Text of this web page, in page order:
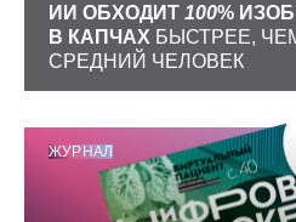
ИИ ОБХОДИТ 100%
В КАПЧАХ БЫСТРЕЕ,
СРЕДНИЙ ЧЕЛОВЕК
ЖУРНАЛ